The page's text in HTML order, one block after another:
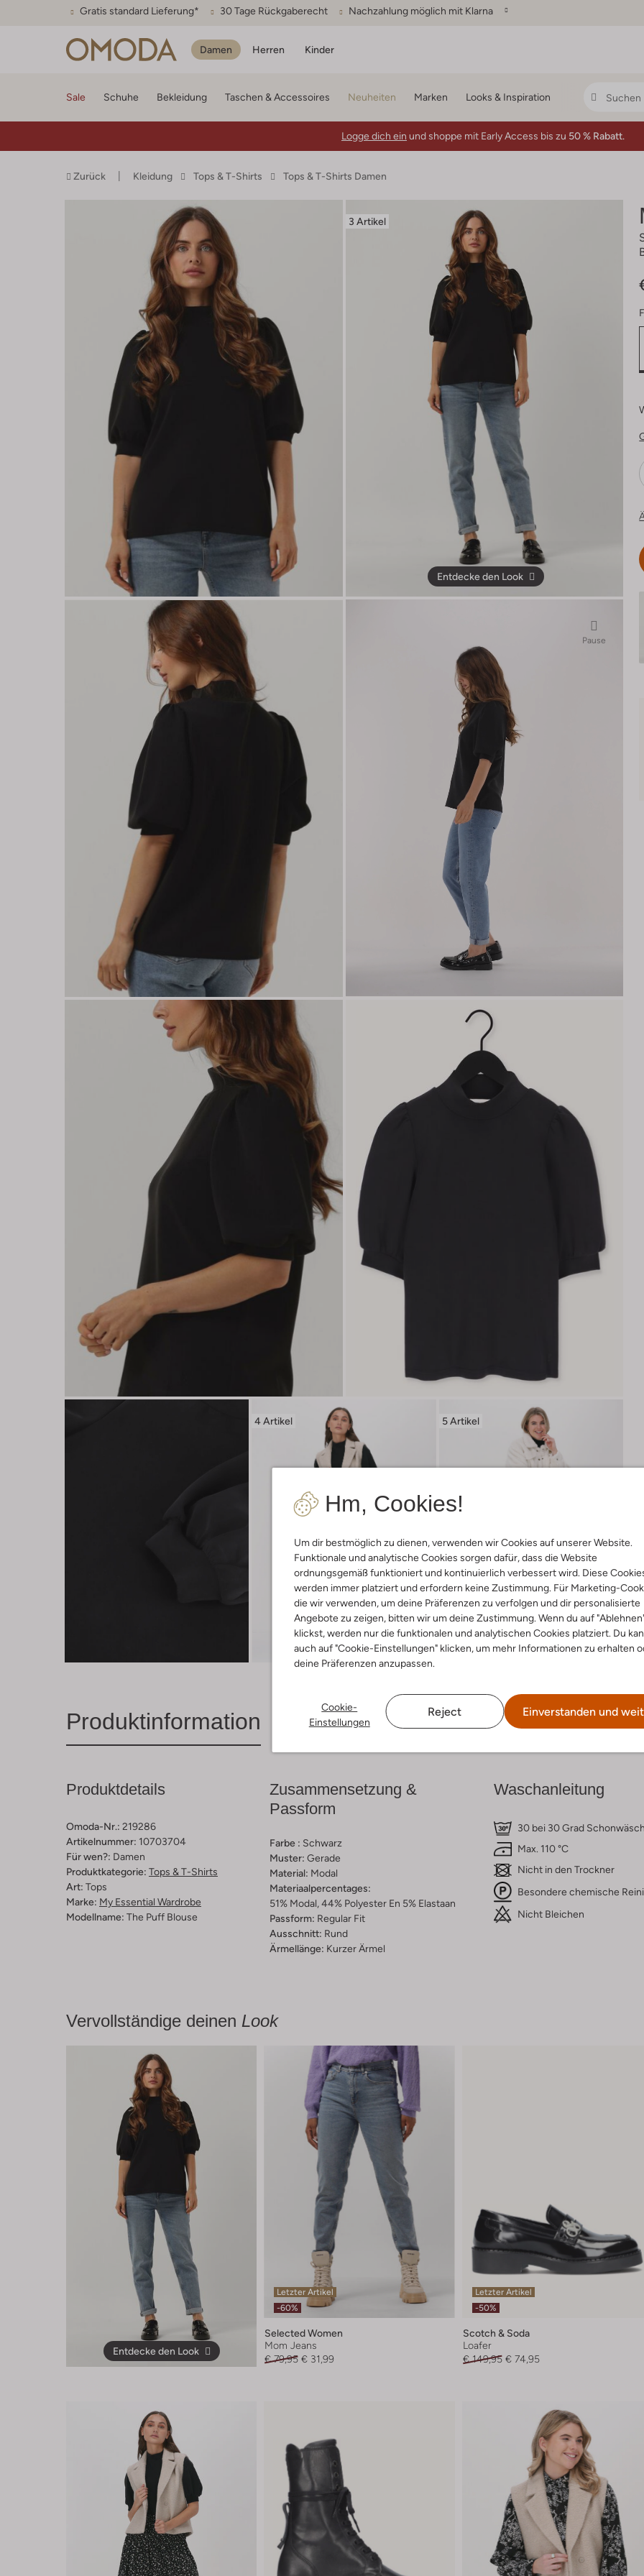
Gratis standard Lieferung* 30 Tage Rückgaberecht Nachzahlung möglich mit Klarna
Damen Herren Kinder
Hm, Cookies!
Um dir bestmöglich zu dienen, verwenden wir Cookies auf unserer Website.
Funktionale und analytische Cookies sorgen dafür, dass die Website
ordnungsgemäß funktioniert und kontinuierlich verbessert wird. Diese
werden immer platziert und erfordern keine Zustimmung. Für Marketing-
die wir verwenden, um deine Präferenzen zu verfolgen und dir personalisierte
Angebote zu zeigen, bitten wir um deine Zustimmung. Wenn du auf
klickst, werden nur die funktionalen und analytischen Cookies platziert. Du
auch auf "Cookie-Einstellungen" klicken, um mehr Informationen zu erhalten
deine Präferenzen anzupassen.
Cookie-
Einstellungen
Reject Einverstanden und
Sale Schuhe Bekleidung Taschen & Accessoires Neuheiten Marken Looks & Inspiration
Logge dich ein und shoppe mit Early Access bis zu 50 % Rabatt.
Zurück Kleidung Tops & T-Shirts Tops & T-Shirts Damen
3 Artikel
Entdecke den Look
Pause
4 Artikel
Entdecke den Look
5 Artikel
Entdecke den Look
Produktinformation Lieferung & Rückgabe
Produktdetails
Omoda-Nr.: 219286
Artikelnummer: 10703704
Für wen?: Damen
Produktkategorie: Tops & T-Shirts
Art: Tops
Marke: My Essential Wardrobe
Modellname: The Puff Blouse
Zusammensetzung &
Passform
Farbe : Schwarz
Muster: Gerade
Material: Modal
Materiaalpercentages:
51% Modal, 44% Polyester En 5% Elastaan
Passform: Regular Fit
Ausschnitt: Rund
Ärmellänge: Kurzer Ärmel
Waschanleitung
30 bei 30 Grad
Max. 110 °C
Nicht in den Trockner
Besondere chemische
Nicht Bleichen
Vervollständige deinen Look
Entdecke den Look
Letzter Artikel
-60%
Selected Women
Mom Jeans
€ 79,95 € 31,99
Letzter Artikel
-50%
Scotch & Soda
Loafer
€ 149,95 € 74,95